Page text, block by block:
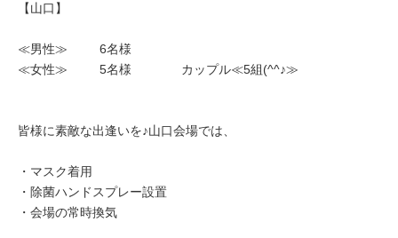
【山口】
≪男性≫ 6名様
≪女性≫ 5名様 カップル≪5組(^^♪≫
皆様に素敵な出逢いを♪山口会場では、
・マスク着用
・除菌ハンドスプレー設置
・会場の常時換気